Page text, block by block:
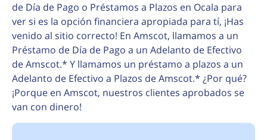
de Día de Pago o Préstamos a Plazos en Ocala para
ver si es la opción financiera apropiada para tí, ¡Has
venido al sitio correcto! En Amscot, llamamos a un
Préstamo de Día de Pago a un Adelanto de Efectivo
de Amscot.* Y llamamos un préstamo a plazos a un
Adelanto de Efectivo a Plazos de Amscot.* ¿Por qué?
¡Porque en Amscot, nuestros clientes aprobados se
van con dinero!